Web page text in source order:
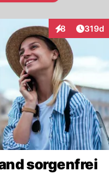
8
Interaktionen
319d
sorgenfrei